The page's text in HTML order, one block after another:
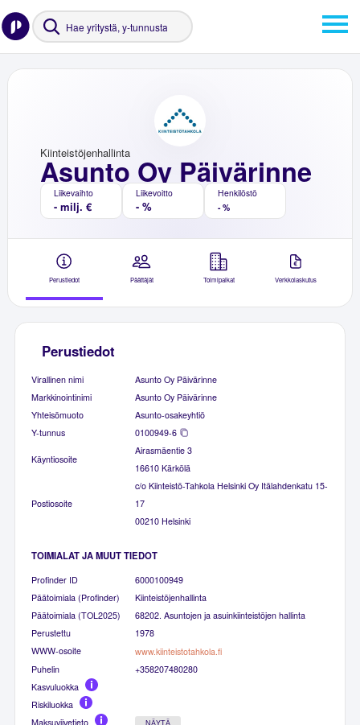
Asunto Oy Päivärinne
Kiinteistöjenhallinta
Liikevaihto
- milj. €
Liikevoitto
- %
Henkilöstö
- %
Perustiedot Päättäjät Toimipaikat Verkkolaskutus
Perustiedot
Virallinen nimi
Asunto Oy Päivärinne
Markkinointinimi
Asunto Oy Päivärinne
Yhteisömuoto
Asunto-osakeyhtiö
Y-tunnus
0100949-6
Käyntiosoite
Airasmäentie 3
16610 Kärkölä
Postiosoite
c/o Kiinteistö-Tahkola Helsinki Oy Itälahdenkatu 15-
17
00210 Helsinki
TOIMIALAT JA MUUT TIEDOT
Profinder ID
6000100949
Päätoimiala (Profinder)
Kiinteistöjenhallinta
Päätoimiala (TOL2025)
68202. Asuntojen ja asuinkiinteistöjen hallinta
Perustettu
1978
WWW-osoite
www.kiinteistotahkola.fi
Puhelin
+358207480280
Kasvuluokka
Riskiluokka
Maksuviivetieto
NÄYTÄ